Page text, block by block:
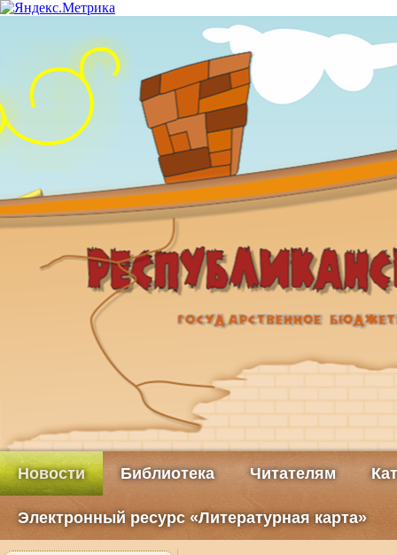
Новости Библиотека Читателям
Электронный ресурс «Литературная карта»